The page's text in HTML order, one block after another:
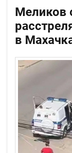
Меликов
в